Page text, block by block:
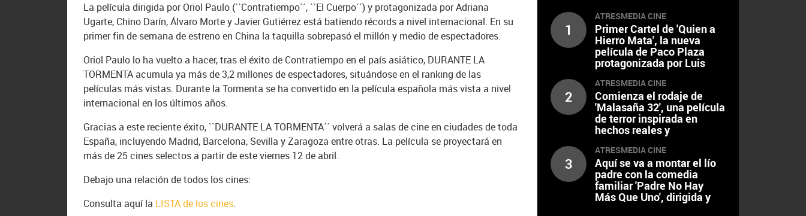
La película dirigida por Oriol Paulo (``Contratiempo´´, ``El Cuerpo´´) y protagonizada por Adriana
Ugarte, Chino Darín, Álvaro Morte y Javier Gutiérrez está batiendo récords a nivel internacional. En su
primer fin de semana de estreno en China la taquilla sobrepasó el millón y medio de espectadores.
Oriol Paulo lo ha vuelto a hacer, tras el éxito de Contratiempo en el país asiático, DURANTE LA
TORMENTA acumula ya más de 3,2 millones de espectadores, situándose en el ranking de las
películas más vistas. Durante la Tormenta se ha convertido en la película española más vista a nivel
internacional en los últimos años.
Gracias a este reciente éxito, ``DURANTE LA TORMENTA´´ volverá a salas de cine en ciudades de toda
España, incluyendo Madrid, Barcelona, Sevilla y Zaragoza entre otras. La película se proyectará en
más de 25 cines selectos a partir de este viernes 12 de abril.
Debajo una relación de todos los cines:
Consulta aquí la LISTA de los cines.
1
ATRESMEDIA CINE
Primer Cartel de 'Quien a
Hierro Mata', la nueva
película de Paco Plaza
protagonizada por Luis
Tosar
2
ATRESMEDIA CINE
Comienza el rodaje de
'Malasaña 32', una película
de terror inspirada en
hechos reales y
protagonizada por Begoña
Vargas
3
ATRESMEDIA CINE
Aquí se va a montar el lío
padre con la comedia
familiar 'Padre No Hay
Más Que Uno', dirigida y
protagonizada por